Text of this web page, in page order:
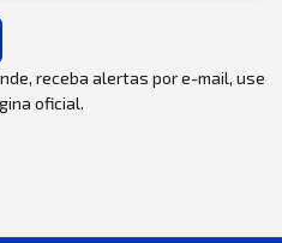
receba alertas por e-mail, use
oficial.